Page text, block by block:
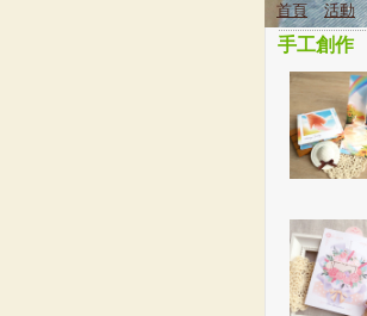
首頁 活動
手工創作